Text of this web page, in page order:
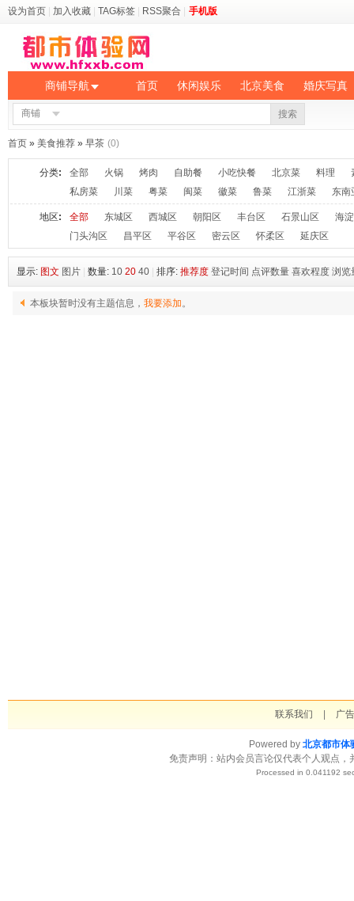
设为首页 加入收藏 TAG标签 RSS聚合 手机版
商铺导航 首页 休闲娱乐 北京美食 婚庆写真
商铺 搜索
首页 » 美食推荐 » 早茶 (0)
分类: 全部 火锅 烤肉 自助餐 小吃快餐 北京菜 料理
私房菜
川菜 粤菜 闽菜 徽菜 鲁菜 江浙菜 东南
地区: 全部 东城区 西城区 朝阳区 丰台区 石景山区
海
门头沟区
昌平区 平谷区 密云区 怀柔区 延庆区
显示: 图文 图片 数量: 10 20 40 排序: 推荐度 登记时间 点评数量 喜欢程度 浏览
本板块暂时没有主题信息， 我要添加。
联系我们 广
Powered by 北京都市体
免责声明：站内会员言论仅代表个人观点
Processed in 0.041192